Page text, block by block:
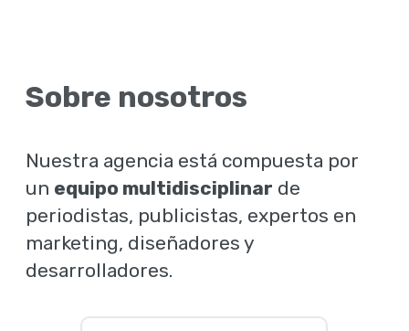
Sobre nosotros
Nuestra agencia está compuesta por
un equipo multidisciplinar de
periodistas, publicistas, expertos en
marketing, diseñadores y
desarrolladores.